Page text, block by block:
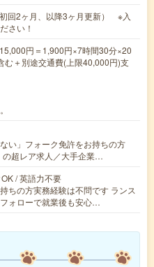
回2ヶ月、以降3ヶ月更新） ※入
さい！
円＝1,900円×7時間30分×20
む＋別途交通費(上限40,000円)支
い」フォーク免許をお持ちの方
超レア求人／大手企業…
/ 英語力不要
ちの方実務経験は不問です ランス
ォローで就業後も安心…